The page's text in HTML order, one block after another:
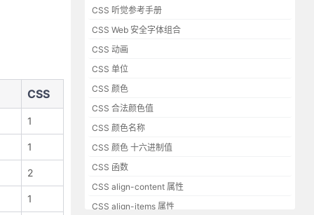
CSS 听觉参考手册
CSS Web 安全字体组合
CSS 动画
CSS 单位
CSS 颜色
CSS 合法颜色值
CSS 颜色名称
CSS 颜色 十六进制值
CSS 函数
CSS align-content 属性
CSS align-items 属性
CSS
1
1
2
1